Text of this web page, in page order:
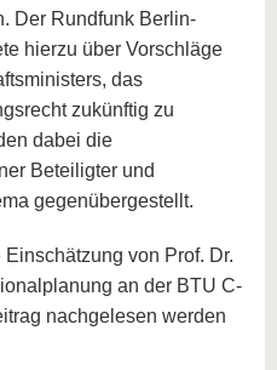
Der Rundfunk Berlin-
hierzu über Vorschläge
das
zukünftig zu
dabei die
Beteiligter und
gegenübergestellt.
von Prof. Dr.
an der BTU C-
nachgelesen werden